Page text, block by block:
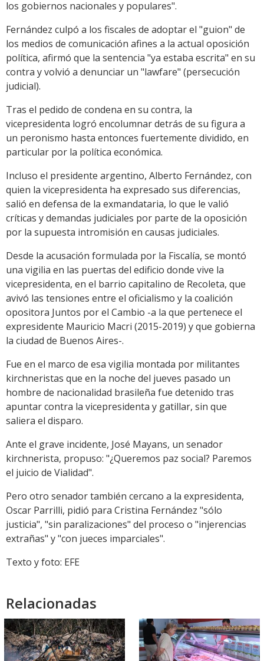
los gobiernos nacionales y populares".
Fernández culpó a los fiscales de adoptar el "guion" de
los medios de comunicación afines a la actual oposición
política, afirmó que la sentencia "ya estaba escrita" en su
contra y volvió a denunciar un "lawfare" (persecución
judicial).
Tras el pedido de condena en su contra, la
vicepresidenta logró encolumnar detrás de su figura a
un peronismo hasta entonces fuertemente dividido, en
particular por la política económica.
Incluso el presidente argentino, Alberto Fernández, con
quien la vicepresidenta ha expresado sus diferencias,
salió en defensa de la exmandataria, lo que le valió
críticas y demandas judiciales por parte de la oposición
por la supuesta intromisión en causas judiciales.
Desde la acusación formulada por la Fiscalía, se montó
una vigilia en las puertas del edificio donde vive la
vicepresidenta, en el barrio capitalino de Recoleta, que
avivó las tensiones entre el oficialismo y la coalición
opositora Juntos por el Cambio -a la que pertenece el
expresidente Mauricio Macri (2015-2019) y que gobierna
la ciudad de Buenos Aires-.
Fue en el marco de esa vigilia montada por militantes
kirchneristas que en la noche del jueves pasado un
hombre de nacionalidad brasileña fue detenido tras
apuntar contra la vicepresidenta y gatillar, sin que
saliera el disparo.
Ante el grave incidente, José Mayans, un senador
kirchnerista, propuso: "¿Queremos paz social? Paremos
el juicio de Vialidad".
Pero otro senador también cercano a la expresidenta,
Oscar Parrilli, pidió para Cristina Fernández "sólo
justicia", "sin paralizaciones" del proceso o "injerencias
extrañas" y "con jueces imparciales".
Texto y foto: EFE
Relacionadas